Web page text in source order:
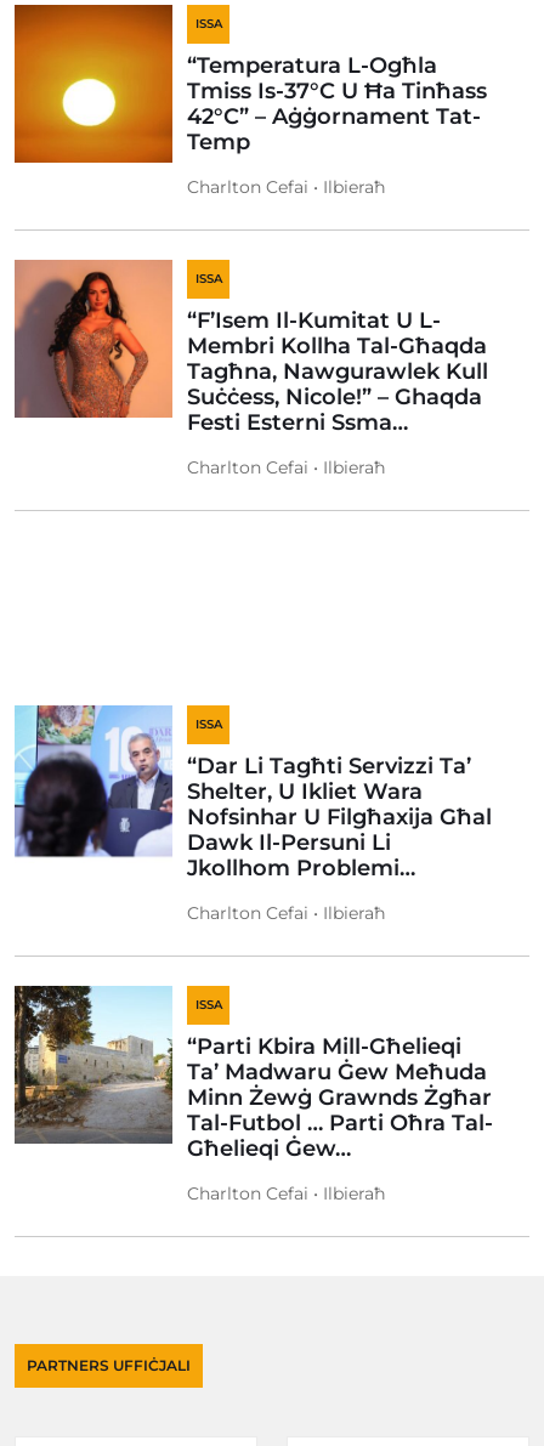
ISSA
“Temperatura L-Ogħla
Tmiss Is-37°C U Ħa Tinħass
42°C” – Aġġornament Tat-
Temp
Charlton Cefai • Ilbieraħ
ISSA
“F’Isem Il-Kumitat U L-
Membri Kollha Tal-Għaqda
Tagħna, Nawgurawlek Kull
Suċċess, Nicole!” – Ghaqda
Festi Esterni Ssma…
Charlton Cefai • Ilbieraħ
ISSA
“Dar Li Tagħti Servizzi Ta’
Shelter, U Ikliet Wara
Nofsinhar U Filgħaxija Għal
Dawk Il-Persuni Li
Jkollhom Problemi…
Charlton Cefai • Ilbieraħ
ISSA
“Parti Kbira Mill-Għelieqi
Ta’ Madwaru Ġew Meħuda
Minn Żewġ Grawnds Żgħar
Tal-Futbol … Parti Oħra Tal-
Għelieqi Ġew…
Charlton Cefai • Ilbieraħ
PARTNERS UFFIĊJALI